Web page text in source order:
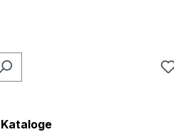
Kataloge